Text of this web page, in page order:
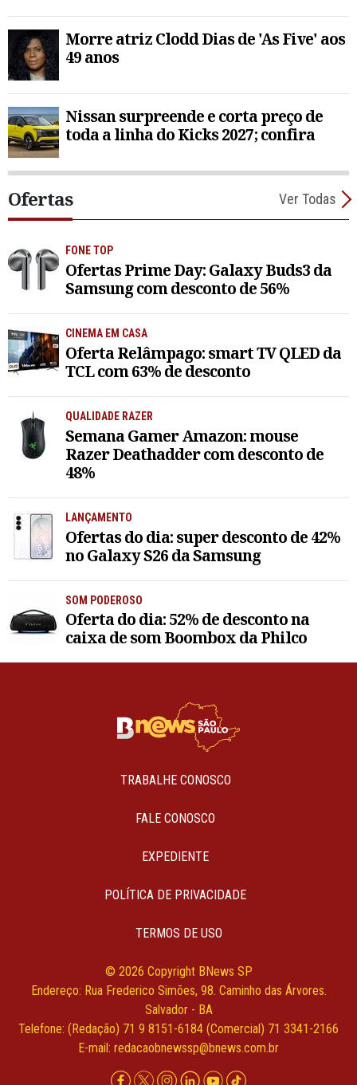
Morre atriz Clodd Dias de 'As Five' aos
49 anos
Nissan surpreende e corta preço de
toda a linha do Kicks 2027; confira
Ofertas Ver Todas
FONE TOP
Ofertas Prime Day: Galaxy Buds3 da
Samsung com desconto de 56%
CINEMA EM CASA
Oferta Relâmpago: smart TV QLED da
TCL com 63% de desconto
QUALIDADE RAZER
Semana Gamer Amazon: mouse
Razer Deathadder com desconto de
48%
LANÇAMENTO
Ofertas do dia: super desconto de 42%
no Galaxy S26 da Samsung
SOM PODEROSO
Oferta do dia: 52% de desconto na
caixa de som Boombox da Philco
TRABALHE CONOSCO
FALE CONOSCO
EXPEDIENTE
POLÍTICA DE PRIVACIDADE
TERMOS DE USO
© 2026 Copyright BNews SP
Endereço: Rua Frederico Simões, 98. Caminho das Árvores.
Salvador - BA
Telefone: (Redação) 71 9 8151-6184 (Comercial) 71 3341-2166
E-mail: redacaobnewssp@bnews.com.br